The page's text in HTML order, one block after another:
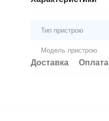
Тип пристрою
Модель пристрою
Доставка Оплата